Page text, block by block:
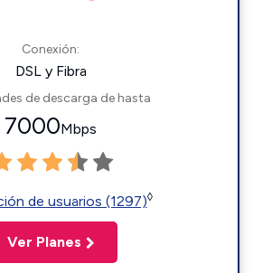
Conexión:
DSL y Fibra
de descarga de hasta
7000Mbps
de usuarios (1297)◊
Ver Planes